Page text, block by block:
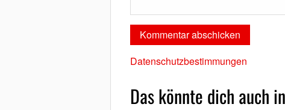
Datenschutzbestimmungen
Das könnte dich auch